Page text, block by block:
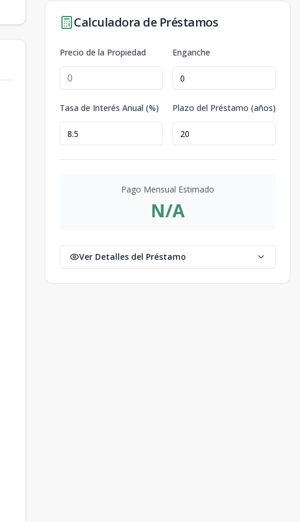
Calculadora de Préstamos
Precio de la Propiedad Enganche
Tasa de Interés Anual (%) Plazo del Préstamo (años)
Pago Mensual Estimado
N/A
Ver Detalles del Préstamo